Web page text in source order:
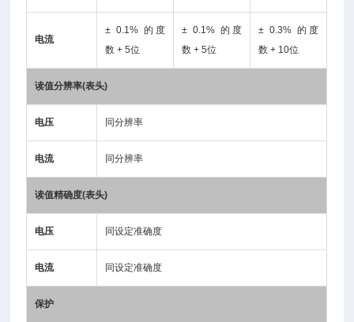
电流
± 0.1% 的度
数 + 5位
± 0.1% 的度
数 + 5位
± 0.3% 的度
数 + 10位
读值分辨率(表头)
电压 同分辨率
电流 同分辨率
读值精确度(表头)
电压 同设定准确度
电流 同设定准确度
保护